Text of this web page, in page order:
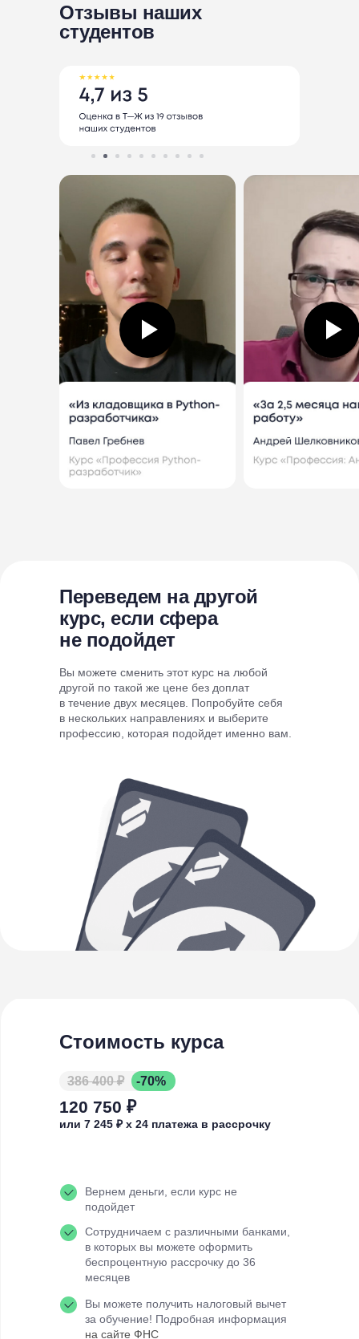
Отзывы наших
студентов
Переведем на другой
курс, если сфера
не подойдет
Вы можете сменить этот курс на любой
другой по такой же цене без доплат
в течение двух месяцев. Попробуйте себя
в нескольких направлениях и выберите
профессию, которая подойдет именно вам.
Стоимость курса
120 750 ₽
или 7 245 ₽ х 24 платежа в рассрочку
386 400 ₽ -70%
Вы можете получить налоговый вычет
за обучение! Подробная информация
на сайте ФНC
Вернем деньги, если курс не
подойдет
Сотрудничаем с различными банками,
в которых вы можете оформить
беспроцентную рассрочку до 36
месяцев